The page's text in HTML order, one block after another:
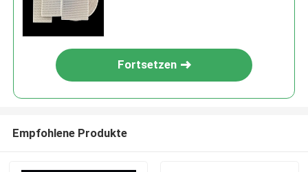
Fortsetzen
Empfohlene Produkte